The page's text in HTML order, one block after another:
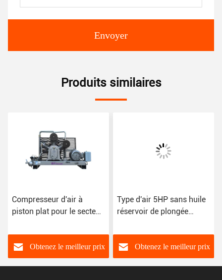
Envoyer
Produits similaires
d'air à
plat pour le secteur
Obtenez le meilleur prix
Type d'air 5HP sans huile
réservoir de plongée
peinture compresseur
d'air avec 7 bar
Obtenez le meilleur prix